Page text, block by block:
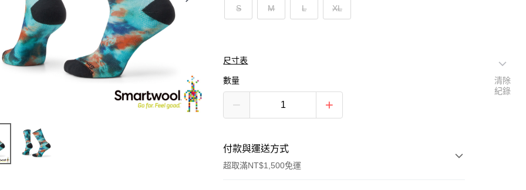
S M L XL
尺寸表
數量
付款與運送方式
超取滿NT$1,500免運
清除
紀錄